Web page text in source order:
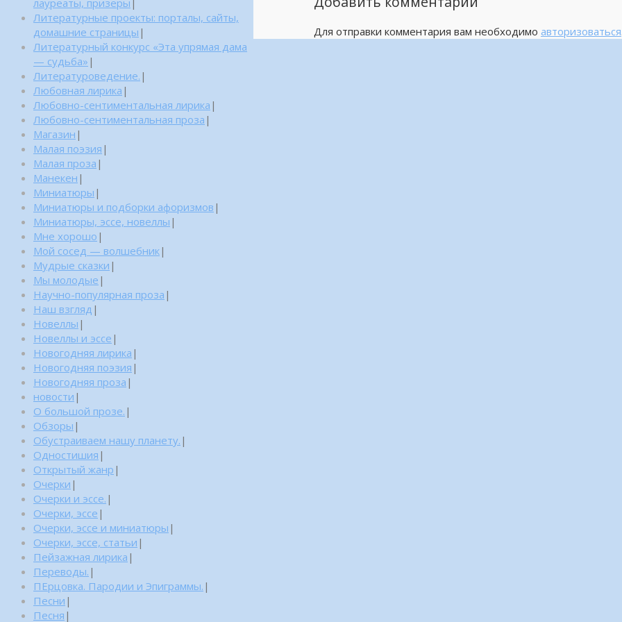
Для отправки комментария вам необходимо авторизоваться
Литературные проекты: порталы, сайты,
домашние страницы |
Литературный конкурс «Эта упрямая дама
— судьба» |
Литературоведение. |
Любовная лирика |
Любовно-сентиментальная лирика |
Любовно-сентиментальная проза |
Магазин |
Малая поэзия |
Малая проза |
Манекен |
Миниатюры |
Миниатюры и подборки афоризмов |
Миниатюры, эссе, новеллы |
Мне хорошо |
Мой сосед — волшебник|
Мудрые сказки |
Мы молодые |
Научно-популярная проза |
Наш взгляд |
Новеллы |
Новеллы и эссе |
Новогодняя лирика |
Новогодняя поэзия |
Новогодняя проза |
новости |
О большой прозе. |
Обзоры |
Обустраиваем нашу планету. |
Одностишия |
Открытый жанр |
Очерки |
Очерки и эссе. |
Очерки, эссе |
Очерки, эссе и миниатюры |
Очерки, эссе, статьи |
Пейзажная лирика |
Переводы. |
ПЕрцовка. Пародии и Эпиграммы. |
Песни |
Песня |